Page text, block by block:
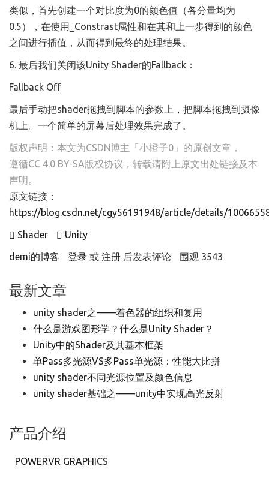
类似，首先创建一个对比度为0的颜色值（各分量均为
0.5），在使用_Constrast属性和在其和上一步得到的颜色
之间进行插值，从而得到最终的处理结果。
6. 最后我们关闭该Unity Shader的Fallback：
Fallback Off
最后手动把shader拖拽到脚本的参数上，把脚本拖拽到摄像
机上。一个简单的屏幕后处理效果完成了。
版权声明：本文为CSDN博主「小橙子0」的原创文章，
遵循CC 4.0 BY-SA版权协议，转载请附上原文出处链接及本
声明。
原文链接：
https://blog.csdn.net/cgy56191948/article/details/
Shader Unity
demi的博客 登录 或 注册 后发表评论 围观 3543
最新文章
unity shader之——着色器的组织和复用
什么是游戏图形学？什么是Unity Shader？
Unity中的Shader及其基本框架
单Pass多光源VS多Pass单光源：性能大比拼
unity shader不同光源位置及颜色信息
unity shader基础之——unity中实现高光反射
产品介绍
POWERVR GRAPHICS